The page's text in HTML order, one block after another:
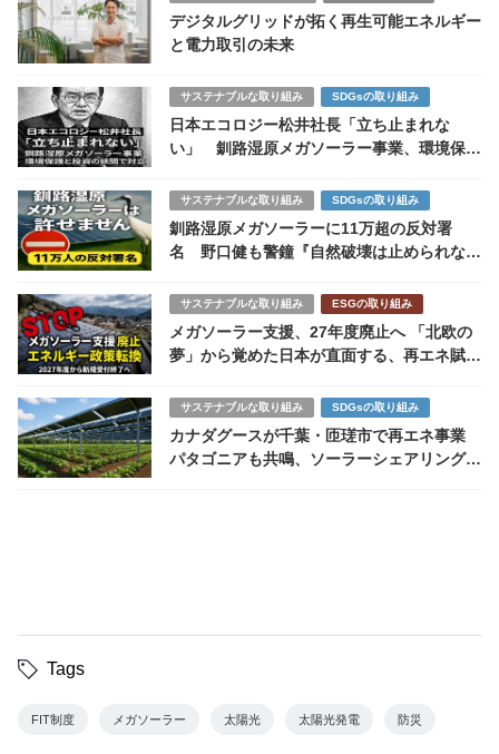
デジタルグリッドが拓く再生可能エネルギー
と電力取引の未来
サステナブルな取り組み SDGsの取り組み
日本エコロジー松井社長「立ち止まれな
い」 釧路湿原メガソーラー事業、環境保護
サステナブルな取り組み SDGsの取り組み
釧路湿原メガソーラーに11万超の反対署
名 野口健も警鐘『自然破壊は止められない
サステナブルな取り組み ESGの取り組み
メガソーラー支援、27年度廃止へ 「北欧の
夢」から覚めた日本が直面する、再エネ賦課
サステナブルな取り組み SDGsの取り組み
カナダグースが千葉・匝瑳市で再エネ事業
パタゴニアも共鳴、ソーラーシェアリングと
Tags
FIT制度 メガソーラー 太陽光 太陽光発電 防災